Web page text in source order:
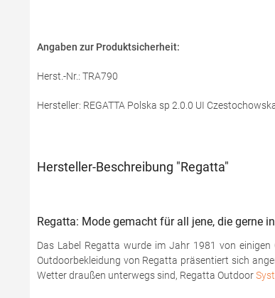
Angaben zur Produktsicherheit:
Herst.-Nr.: TRA790
Hersteller: REGATTA Polska sp 2.0.0 UI
Hersteller-Beschreibung "Regatta"
Regatta: Mode gemacht für all jene, die gerne
Das Label Regatta wurde im Jahr 1981 von
Outdoorbekleidung von Regatta präsentiert sich
Wetter draußen unterwegs sind, Regatta Outdoor